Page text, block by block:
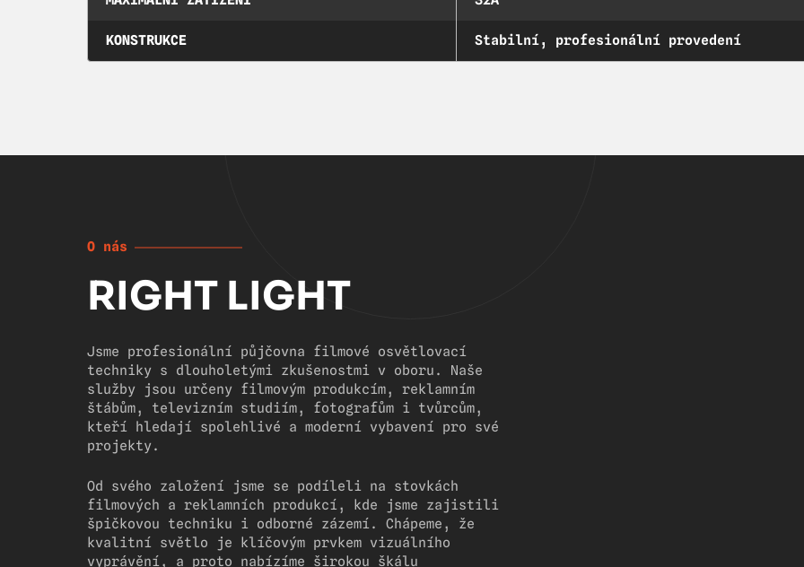
KONSTRUKCE Stabilní, profesionální provedení
O nás
RIGHT LIGHT
Jsme profesionální půjčovna filmové osvětlovací
techniky s dlouholetými zkušenostmi v oboru. Naše
služby jsou určeny filmovým produkcím, reklamním
štábům, televizním studiím, fotografům i tvůrcům,
kteří hledají spolehlivé a moderní vybavení pro své
projekty.
Od svého založení jsme se podíleli na stovkách
filmových a reklamních produkcí, kde jsme zajistili
špičkovou techniku i odborné zázemí. Chápeme, že
kvalitní světlo je klíčovým prvkem vizuálního
vyprávění, a proto nabízíme širokou škálu